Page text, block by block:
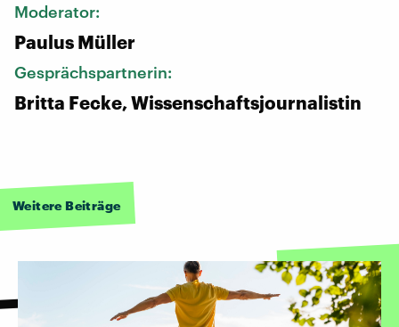
Moderator:
Paulus Müller
Gesprächspartnerin:
Britta Fecke, Wissenschaftsjournalistin
Weitere Beiträge